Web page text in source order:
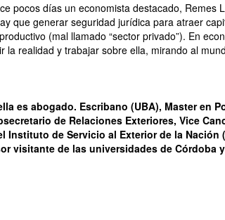
pocos días un economista destacado, Remes
que generar seguridad jurídica para atraer
(mal llamado “sector privado”). En
la realidad y trabajar sobre ella, mirando al
es abogado. Escribano (UBA), Master en
de Relaciones Exteriores, Vice
Instituto de Servicio al Exterior de la Nación
visitante de las universidades de Córdoba